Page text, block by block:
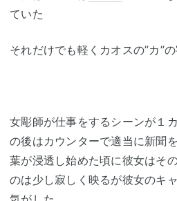
ていた
それだけでも軽くカオスの”カ”
女彫師が仕事をするシーンが１
の後はカウンターで適当に新聞
葉が浸透し始めた頃に彼女はそ
のは少し寂しく映るが彼女のキ